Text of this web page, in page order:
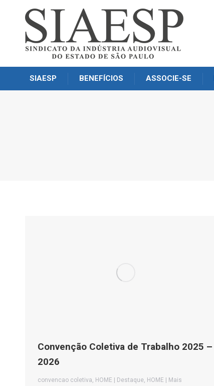
SIAESP BENEFÍCIOS ASSOCIE-SE
Convenção Coletiva de Trabalho 2025 –
2026
convencao coletiva HOME | Destaque HOME | Mais